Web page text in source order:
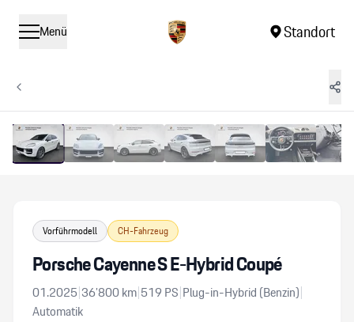
Menü Standort
Vorführmodell CH-Fahrzeug
Porsche Cayenne S E-Hybrid Coupé
01.2025|36’800km|519 PS|Plug-in-Hybrid (Benzin)|
Automatik